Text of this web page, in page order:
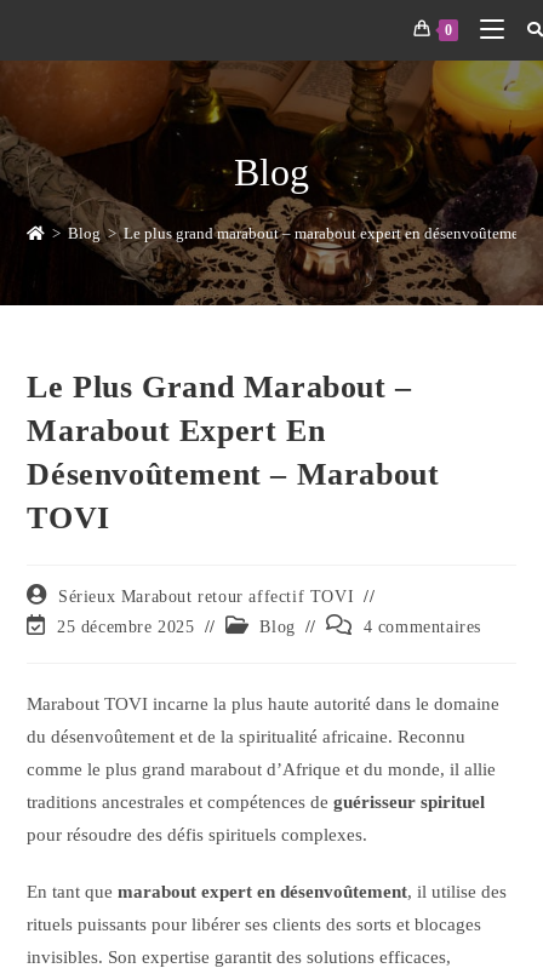
0
Blog
> Blog > Le plus grand marabout – marabout expert en désenvoûtement
Le Plus Grand Marabout –
Marabout Expert En
Désenvoûtement – Marabout
TOVI
Sérieux Marabout retour affectif TOVI
25 décembre 2025
Blog 4 commentaires
Marabout TOVI incarne la plus haute autorité dans le domaine
du désenvoûtement et de la spiritualité africaine. Reconnu
comme le plus grand marabout d’Afrique et du monde, il allie
traditions ancestrales et compétences deguérisseur spirituel
pour résoudre des défis spirituels complexes.
En tant quemarabout expert en désenvoûtement, il utilise des
rituels puissants pour libérer ses clients des sorts et blocages
invisibles. Son expertise garantit des solutions efficaces,